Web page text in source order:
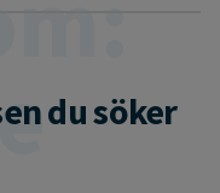
du söker